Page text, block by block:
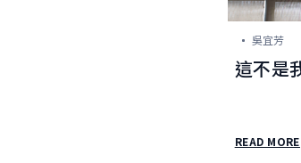
吳宜芳
這不是
READ MORE